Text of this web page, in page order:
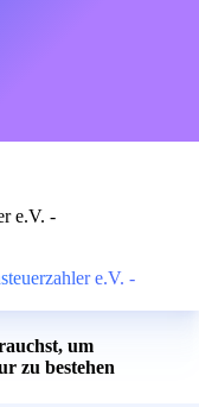
e.V. -
e.V. -
um
zu bestehen